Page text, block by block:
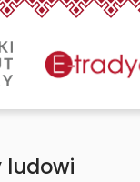
ludowi